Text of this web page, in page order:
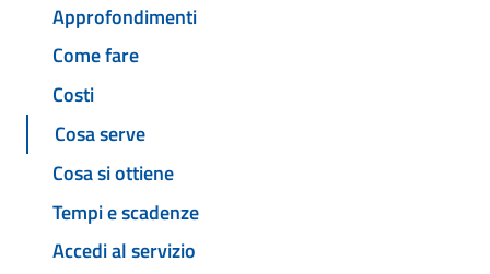
Approfondimenti
Come fare
Costi
Cosa serve
Cosa si ottiene
Tempi e scadenze
Accedi al servizio